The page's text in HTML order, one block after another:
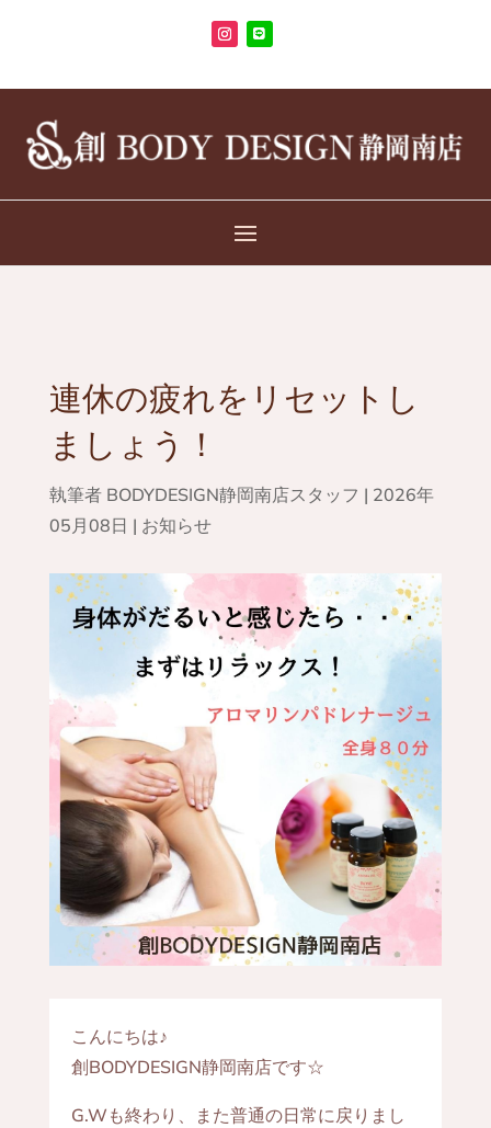
連休の疲れをリセットし
ましょう！
執筆者 BODYDESIGN静岡南店スタッフ | 2026年
05月08日 | お知らせ
こんにちは♪
創BODYDESIGN静岡南店です☆
G.Wも終わり、また普通の日常に戻りまし